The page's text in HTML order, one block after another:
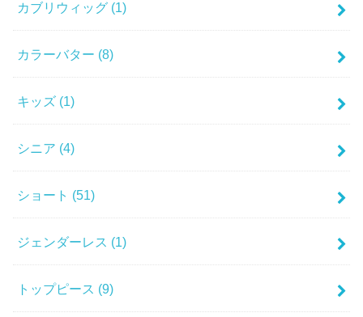
カブリウィッグ (1)
カラーバター (8)
キッズ (1)
シニア (4)
ショート (51)
ジェンダーレス (1)
トップピース (9)